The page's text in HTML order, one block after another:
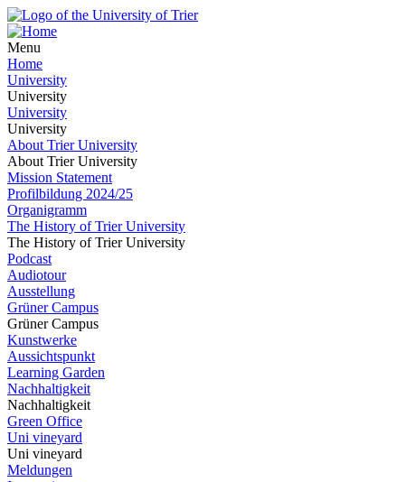
Menu
Home
University
University
University
University
About Trier University
About Trier University
Mission Statement
Profilbildung 2024/25
Organigramm
The History of Trier University
The History of Trier University
Podcast
Audiotour
Ausstellung
Grüner Campus
Grüner Campus
Kunstwerke
Aussichtspunkt
Learning Garden
Nachhaltigkeit
Nachhaltigkeit
Green Office
Uni vineyard
Uni vineyard
Meldungen